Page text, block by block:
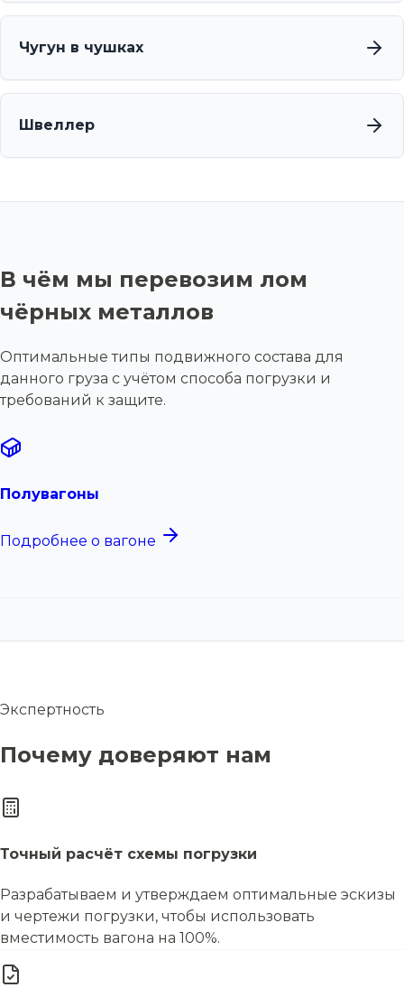
Чугун в чушках
Швеллер
В чём мы перевозим лом
чёрных металлов
Оптимальные типы подвижного состава для
данного груза с учётом способа погрузки и
требований к защите.
Полувагоны
Подробнее о вагоне
Экспертность
Почему доверяют нам
Точный расчёт схемы погрузки
Разрабатываем и утверждаем оптимальные эскизы
и чертежи погрузки, чтобы использовать
вместимость вагона на 100%.